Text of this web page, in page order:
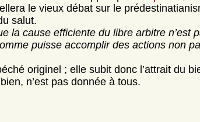
le vieux débat sur le
salut.
la cause efficiente du libre arbitre n’est
puisse accomplir des actions non
originel ; elle subit donc l’attrait du
n’est pas donnée à tous.